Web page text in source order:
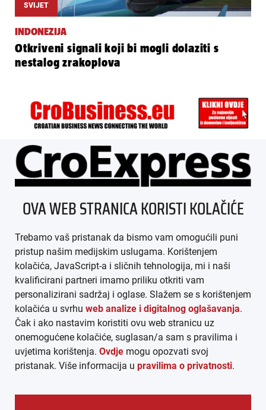
SVIJET
INDONEZIJA
Otkriveni signali koji bi mogli dolaziti s
nestalog zrakoplova
ÜBER UNS
IMPRESSUM
AGB
DATENSCHUTZ
MEDIADATEN
ARHIVA (PDF)
OVA WEB STRANICA KORISTI KOLAČIĆE
Trebamo vaš pristanak da bismo vam omogućili puni
pristup našim medijskim uslugama. Korištenjem
kolačića, JavaScript-a i sličnih tehnologija, mi i naši
kvalificirani partneri imamo priliku otkriti vam
personalizirani sadržaj i oglase. Slažem se s korištenjem
kolačića u svrhu web analize i digitalnog oglašavanja.
Čak i ako nastavim koristiti ovu web stranicu uz
onemogućene kolačiće, suglasan/a sam s pravilima i
uvjetima korištenja. Ovdje mogu opozvati svoj
pristanak. Više informacija u pravilima o privatnosti.